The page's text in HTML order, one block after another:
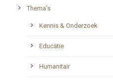
Thema’s
Kennis & Onderzoek
Educatie
Humanitair